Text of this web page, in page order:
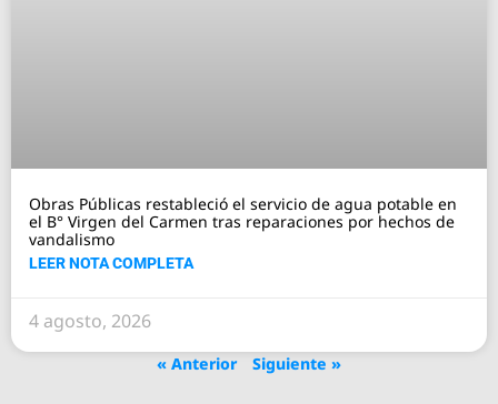
Obras Públicas restableció el servicio de agua potable en
el B° Virgen del Carmen tras reparaciones por hechos de
vandalismo
LEER NOTA COMPLETA
4 agosto, 2026
« Anterior Siguiente »